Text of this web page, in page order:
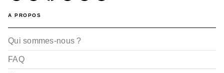
A PROPOS
Qui sommes-nous ?
FAQ